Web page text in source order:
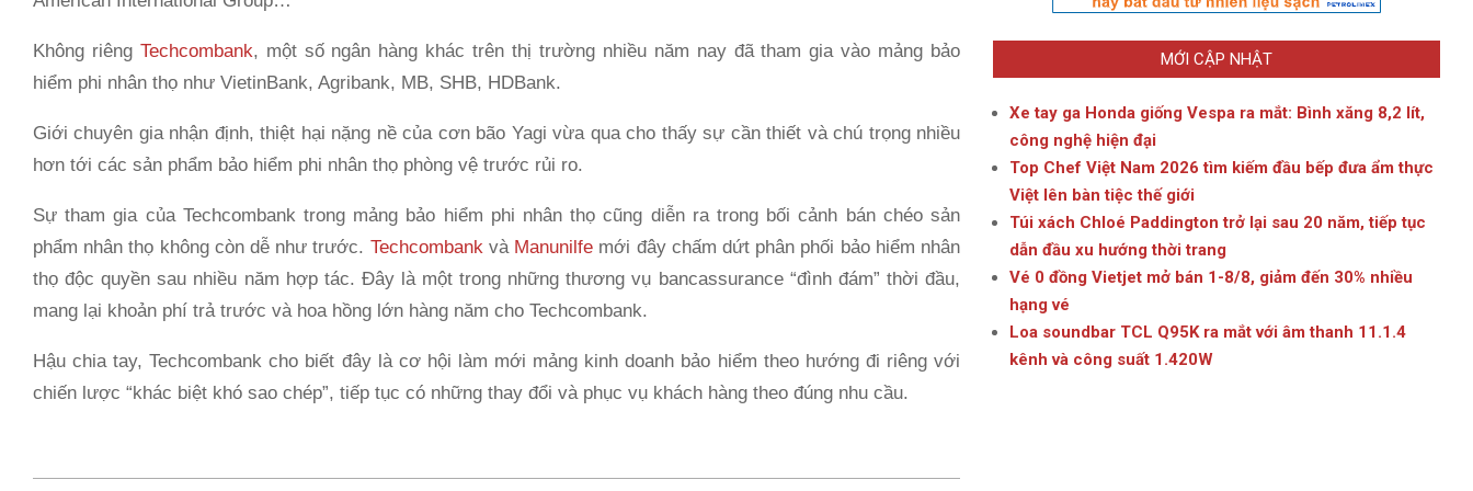
Không riêng Techcombank, một số ngân hàng khác trên thị trường nhiều năm nay đã tham gia vào mảng bảo
hiểm phi nhân thọ như VietinBank, Agribank, MB, SHB, HDBank.
Giới chuyên gia nhận định, thiệt hại nặng nề của cơn bão Yagi vừa qua cho thấy sự cần thiết và chú trọng nhiều
hơn tới các sản phẩm bảo hiểm phi nhân thọ phòng vệ trước rủi ro.
Sự tham gia của Techcombank trong mảng bảo hiểm phi nhân thọ cũng diễn ra trong bối cảnh bán chéo sản
phẩm nhân thọ không còn dễ như trước. Techcombankvà Manunilfe mới đây chấm dứt phân phối bảo hiểm nhân
thọ độc quyền sau nhiều năm hợp tác. Đây là một trong những thương vụ bancassurance “đình đám” thời đầu,
mang lại khoản phí trả trước và hoa hồng lớn hàng năm cho Techcombank.
Hậu chia tay, Techcombank cho biết đây là cơ hội làm mới mảng kinh doanh bảo hiểm theo hướng đi riêng với
chiến lược “khác biệt khó sao chép”, tiếp tục có những thay đổi và phục vụ khách hàng theo đúng nhu cầu.
MỚI CẬP NHẬT
Xe tay ga Honda giống Vespa ra mắt: Bình xăng 8,2 lít,
công nghệ hiện đại
Top Chef Việt Nam 2026 tìm kiếm đầu bếp đưa ẩm thực
Việt lên bàn tiệc thế giới
Túi xách Chloé Paddington trở lại sau 20 năm, tiếp tục
dẫn đầu xu hướng thời trang
Vé 0 đồng Vietjet mở bán 1-8/8, giảm đến 30% nhiều
hạng vé
Loa soundbar TCL Q95K ra mắt với âm thanh 11.1.4
kênh và công suất 1.420W